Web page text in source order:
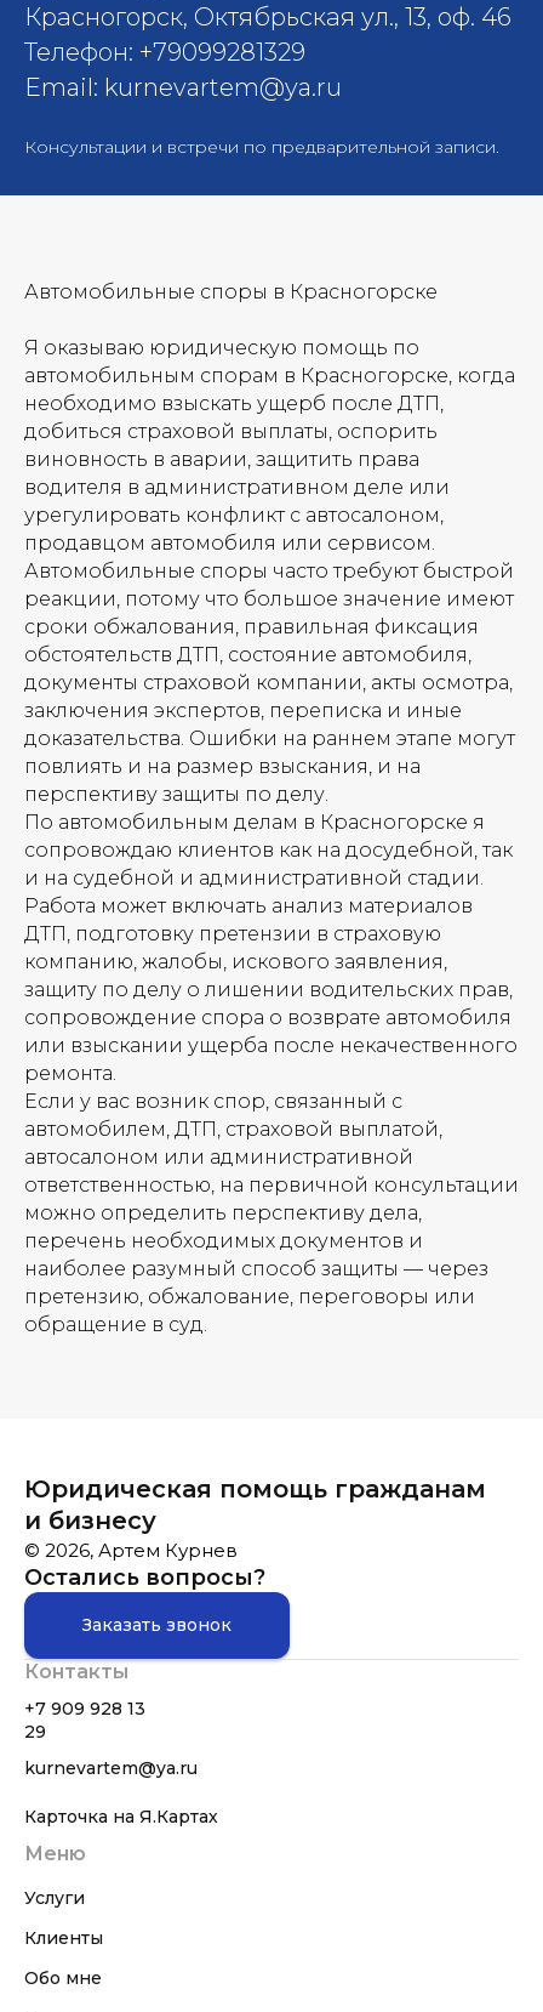
Красногорск, Октябрьская ул., 13, оф. 46
Телефон: +79099281329
Email: kurnevartem@ya.ru
Консультации и встречи по предварительной записи.
Автомобильные споры в Красногорске
Я оказываю юридическую помощь по
автомобильным спорам в Красногорске, когда
необходимо взыскать ущерб после ДТП,
добиться страховой выплаты, оспорить
виновность в аварии, защитить права
водителя в административном деле или
урегулировать конфликт с автосалоном,
продавцом автомобиля или сервисом.
Автомобильные споры часто требуют быстрой
реакции, потому что большое значение имеют
сроки обжалования, правильная фиксация
обстоятельств ДТП, состояние автомобиля,
документы страховой компании, акты осмотра,
заключения экспертов, переписка и иные
доказательства. Ошибки на раннем этапе могут
повлиять и на размер взыскания, и на
перспективу защиты по делу.
По автомобильным делам в Красногорске я
сопровождаю клиентов как на досудебной, так
и на судебной и административной стадии.
Работа может включать анализ материалов
ДТП, подготовку претензии в страховую
компанию, жалобы, искового заявления,
защиту по делу о лишении водительских прав,
сопровождение спора о возврате автомобиля
или взыскании ущерба после некачественного
ремонта.
Если у вас возник спор, связанный с
автомобилем, ДТП, страховой выплатой,
автосалоном или административной
ответственностью, на первичной консультации
можно определить перспективу дела,
перечень необходимых документов и
наиболее разумный способ защиты — через
претензию, обжалование, переговоры или
обращение в суд.
Юридическая помощь гражданам
и бизнесу
© 2026, Артем Курнев
Остались вопросы?
Заказать звонок
Контакты
+7 909 928 13
29
kurnevartem@ya.ru
Карточка на Я.Картах
Меню
Услуги
Клиенты
Обо мне